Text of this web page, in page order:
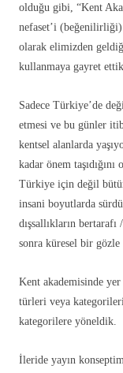
olduğu gibi, “Kent
nefaset’i
olarak elimizden
kullanmaya gayret
Sadece Türkiye’de
etmesi ve bu günler
kentsel alanlarda
kadar önem
Türkiye için değil
insani boyutlarda
dışsallıkların
sonra küresel bir
Kent akademisinde
türleri veya
kategorilere yöneldik.
İleride yayın